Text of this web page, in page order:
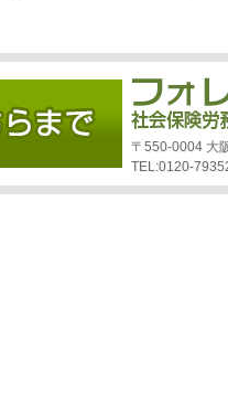
〒550-0004 大
TEL:0120-